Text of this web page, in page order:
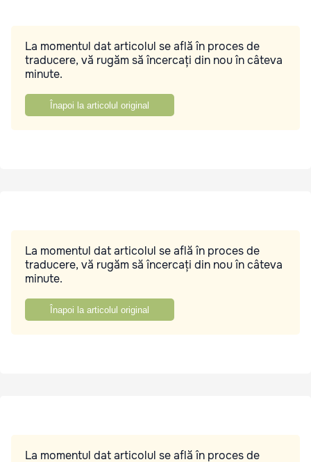
La momentul dat articolul se află în proces de
traducere, vă rugăm să încercați din nou în câteva
minute.
Înapoi la articolul original
La momentul dat articolul se află în proces de
traducere, vă rugăm să încercați din nou în câteva
minute.
Înapoi la articolul original
La momentul dat articolul se află în proces de